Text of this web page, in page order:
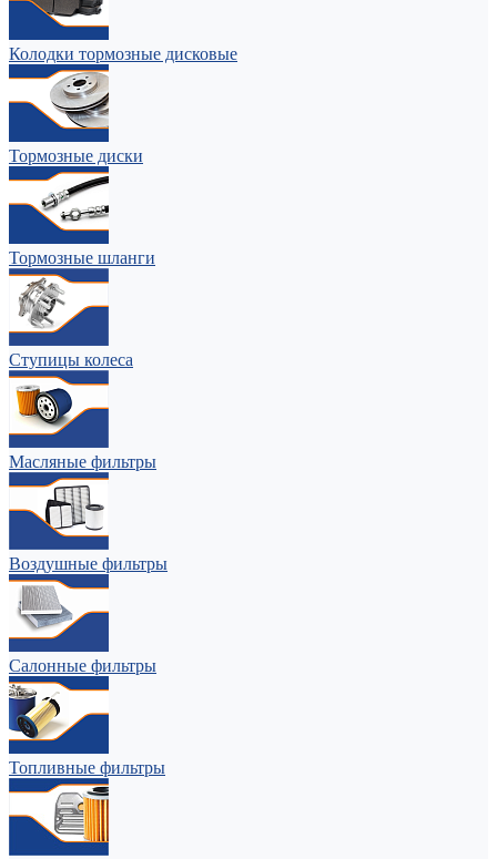
Колодки тормозные дисковые
Тормозные диски
Тормозные шланги
Ступицы колеса
Масляные фильтры
Воздушные фильтры
Салонные фильтры
Топливные фильтры